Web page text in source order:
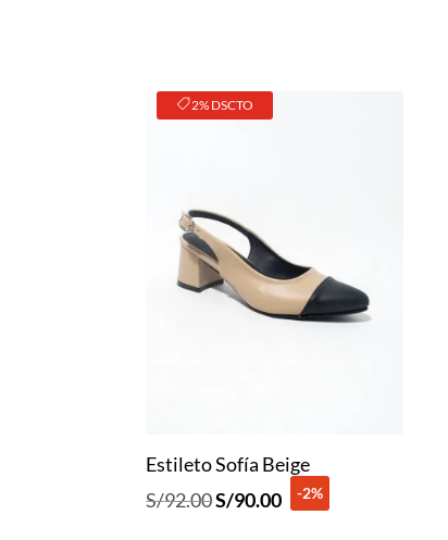
2% DSCTO
Estileto Sofía Beige
S/92.00El
S/90.00El-2%